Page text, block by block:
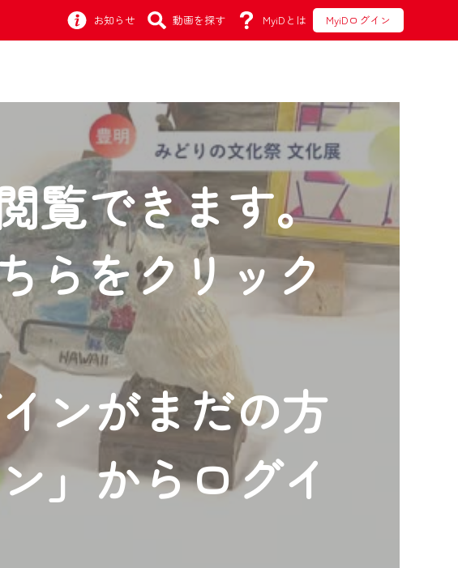
お知らせ 動画を探す MyiDとは MyiDログイン
覧できます。
らをクリック
ンがまだの方
」からログイ
す！
ります。
IDです。